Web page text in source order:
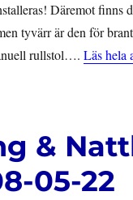
Däremot finns
tyvärr är den för
rullstol…. Läs hela
&
05-22